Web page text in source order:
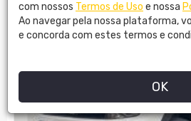
com nossos Termos de Uso e nossa
Ao navegar pela nossa plataforma,
e concorda com estes termos e
OK